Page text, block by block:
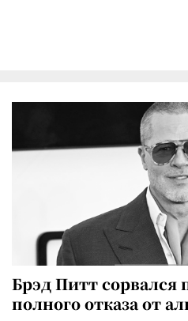
Брэд Питт сорвался
полного отказа от